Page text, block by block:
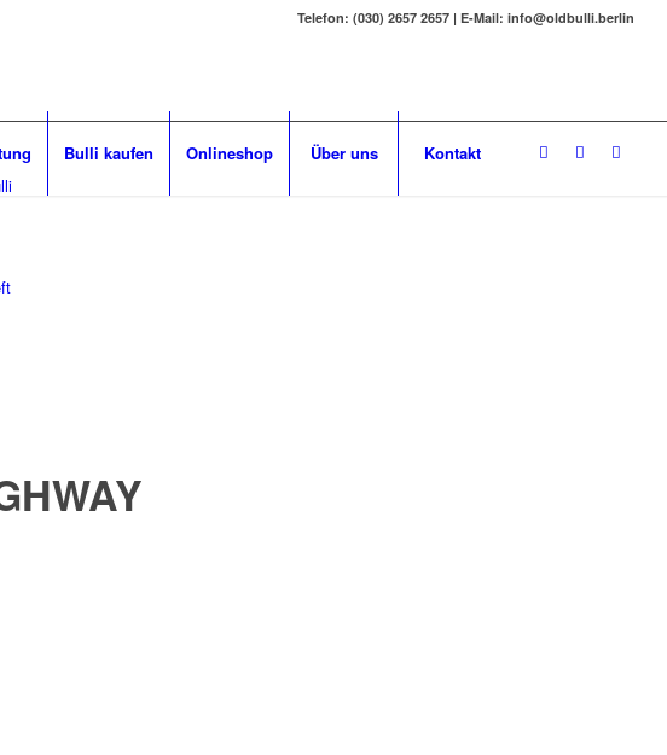
Telefon: (030) 2657 2657 | E-Mail: info@oldbulli.berlin
Bulli kaufen Onlineshop Über uns Kontakt